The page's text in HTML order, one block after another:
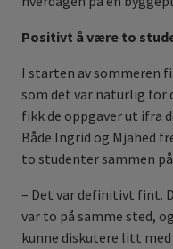
Positivt å være to
I starten av sommeren
som det var naturlig for
fikk de oppgaver ut ifra
Både Ingrid og Mjahed
to studenter sammen
– Det var definitivt fint.
var to på samme sted,
kunne diskutere litt